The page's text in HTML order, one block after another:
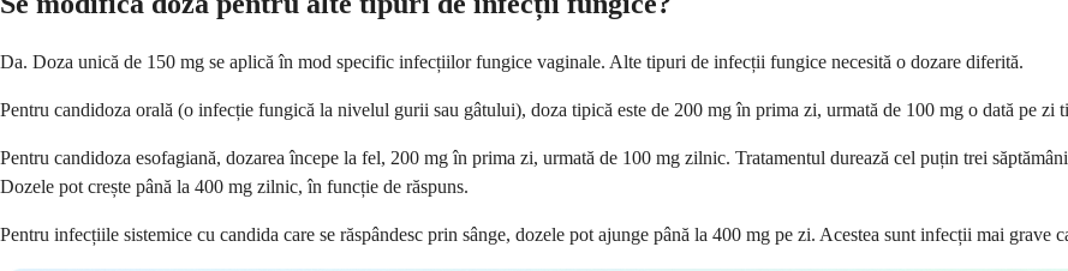
Da. Doza unică de 150 mg se aplică în mod specific infecțiilor fungice vaginale. Alte tipuri de infecții fungice necesită o dozare diferită.
Pentru candidoza orală (o infecție fungică la nivelul gurii sau gâtului), doza tipică este de 200 mg în prima zi, urmată de 100 mg o dată pe zi
Pentru candidoza esofagiană, dozarea începe la fel, 200 mg în prima zi, urmată de 100 mg zilnic. Tratamentul durează cel puțin trei
Dozele pot crește până la 400 mg zilnic, în funcție de răspuns.
Pentru infecțiile sistemice cu candida care se răspândesc prin sânge, dozele pot ajunge până la 400 mg pe zi. Acestea sunt infecții mai